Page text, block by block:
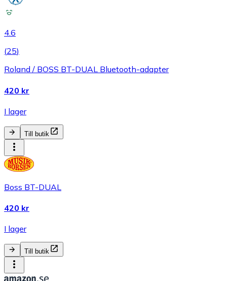
4.6
(25)
Roland / BOSS BT-DUAL Bluetooth-adapter
420 kr
I lager
Till butik
Boss BT-DUAL
420 kr
I lager
Till butik